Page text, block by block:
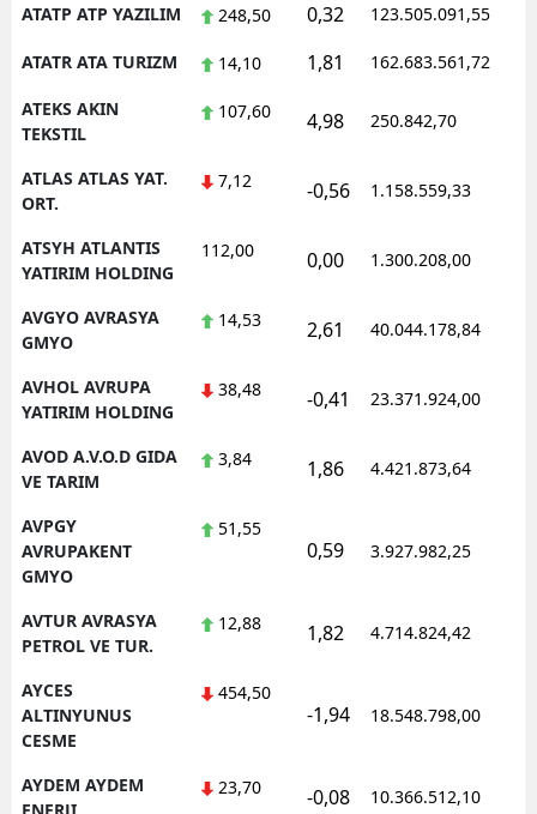
ATATP ATP YAZILIM 248,50 0,32 123.505.091,55
ATATR ATA TURIZM 14,10 1,81 162.683.561,72
ATEKS AKIN
TEKSTIL
107,60 4,98 250.842,70
ATLAS ATLAS YAT.
ORT.
7,12 -0,56 1.158.559,33
ATSYH ATLANTIS
YATIRIM HOLDING
112,00 0,00 1.300.208,00
AVGYO AVRASYA
GMYO
14,53 2,61 40.044.178,84
AVHOL AVRUPA
YATIRIM HOLDING
38,48 -0,41 23.371.924,00
AVOD A.V.O.D GIDA
VE TARIM
3,84 1,86 4.421.873,64
AVPGY
AVRUPAKENT
GMYO
51,55
0,59 3.927.982,25
AVTUR AVRASYA
PETROL VE TUR.
12,88 1,82 4.714.824,42
AYCES
ALTINYUNUS
CESME
454,50
-1,94 18.548.798,00
AYDEM AYDEM
23,70 -0,08 10.366.512,10